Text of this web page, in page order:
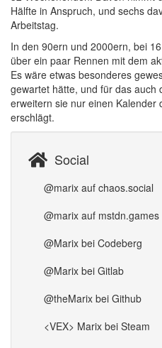
Hälfte in Anspruch, und sechs
Arbeitstag.
In den 90ern und 2000ern, bei
über ein paar Rennen mit dem
Es wäre etwas besonderes
gewartet hätte, und für das auch
erweitern sie nur einen Kalender
erschlägt.
Social
@marix auf chaos.social
@marix auf mstdn.games
@Marix bei Codeberg
@Marix bei Gitlab
@theMarix bei Github
<VEX> Marix bei Steam